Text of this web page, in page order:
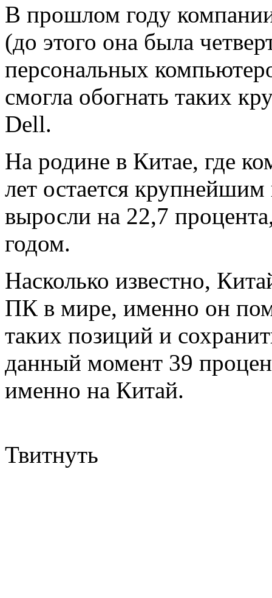
В прошлом году
(до этого она была
персональных
смогла обогнать таких
Dell.
На родине в Китае, где
лет остается
выросли на 22,7
годом.
Насколько известно,
ПК в мире, именно он
таких позиций и
данный момент 39
именно на Китай.
Твитнуть